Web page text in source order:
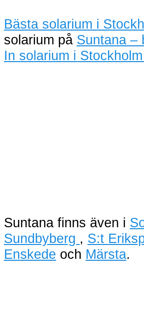
Bästa solarium i
solarium på Suntana –
In solarium i
Suntana finns även i
Sundbyberg , S:t
Enskede och Märsta.